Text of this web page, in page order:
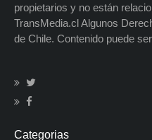
propietarios y no están
TransMedia.cl Algunos
de Chile. Contenido puede
Categorias